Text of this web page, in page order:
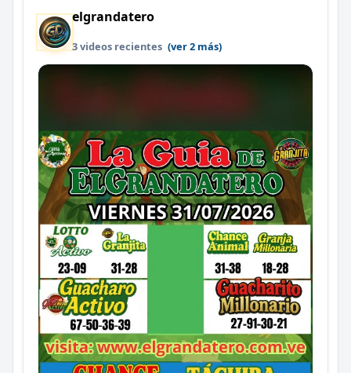
elgrandatero
3 videos recientes (ver 2 más)